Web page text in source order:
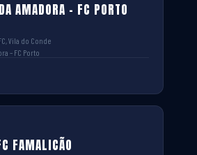
AMADORA – FC PORTO
Vila do Conde
– FC Porto
FAMALICÃO